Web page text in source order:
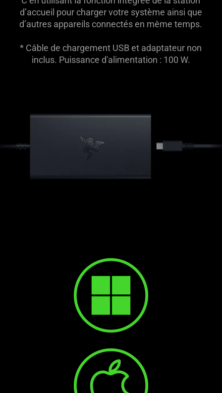
d’accueil pour charger votre système ainsi que
d’autres appareils connectés en même temps.
* Câble de chargement USB et adaptateur non
inclus. Puissance d'alimentation : 100 W.